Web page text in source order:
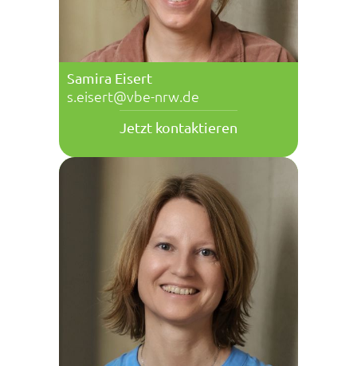
Samira Eisert
s.eisert@vbe-nrw.de
Jetzt kontaktieren